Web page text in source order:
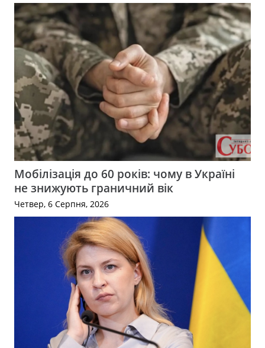
Мобілізація до 60 років: чому в Україні
не знижують граничний вік
Четвер, 6 Серпня, 2026